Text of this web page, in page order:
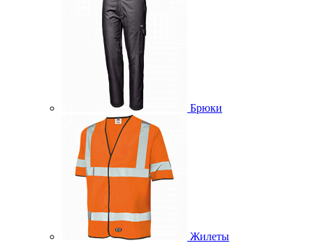
Брюки
Жилеты